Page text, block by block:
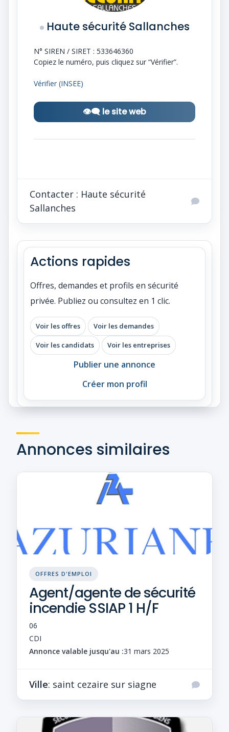
Haute sécurité Sallanches
N° SIREN / SIRET : 533646360
Copiez le numéro, puis cliquez sur “Vérifier”.
Vérifier (INSEE)
👁‍🗨 le site web
Contacter : Haute sécurité
Sallanches
Actions rapides
Offres, demandes et profils en sécurité
privée. Publiez ou consultez en 1 clic.
Voir les offres Voir les demandes
Voir les candidats Voir les entreprises
Publier une annonce
Créer mon profil
Annonces similaires
OFFRES D'EMPLOI
Agent/agente de sécurité
incendie SSIAP 1 H/F
06
CDI
Annonce valable jusqu'au :31 mars 2025
Ville: saint cezaire sur siagne